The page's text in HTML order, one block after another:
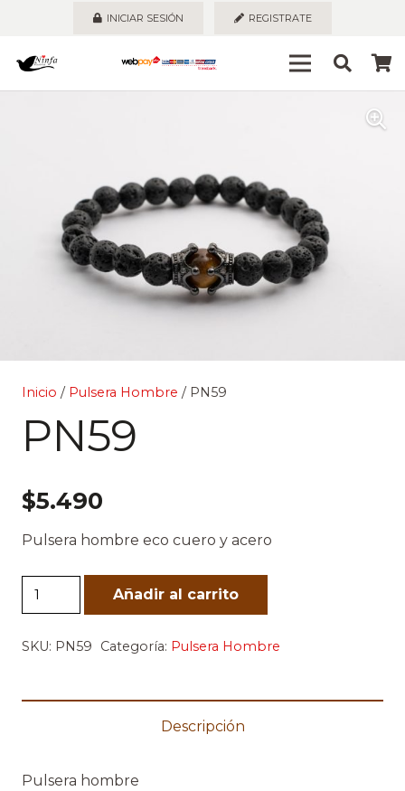
INICIAR SESIÓN REGISTRATE
Inicio / Pulsera Hombre / PN59
PN59
$5.490
Pulsera hombre eco cuero y acero
PN59
cantidad
Añadir al carrito
SKU: PN59 Categoría: Pulsera Hombre
Descripción
Pulsera hombre